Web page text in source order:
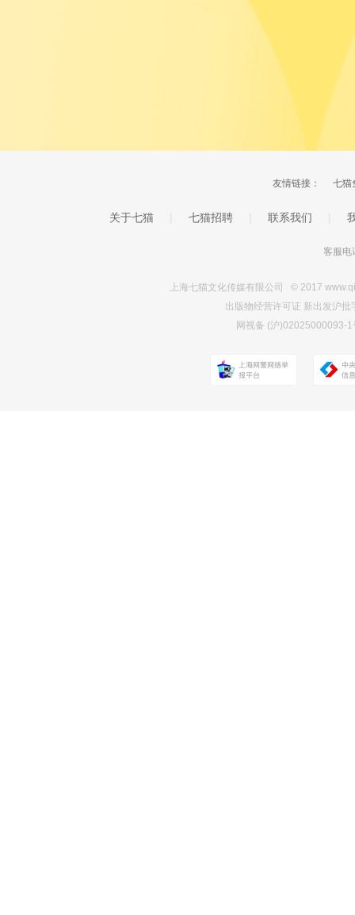
友情链接： 七猫
关于七猫 七猫招聘 联系我们
客服电
上海七猫文化传媒有限公司 © 2017
出版物经营许可证 新出发沪
网视备 (沪)02025000093-